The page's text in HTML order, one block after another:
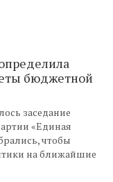
бюджетной
заседание
«Единая
чтобы
на ближайшие